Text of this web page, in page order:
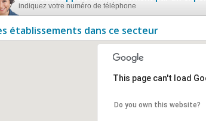
indiquez votre numéro de téléphone
établissements dans ce secteur
This page can't load
Do you own this website?